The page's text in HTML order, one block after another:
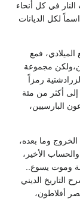
في كل أنحاء
لكل الديانات
فمع
الفاتحين،ولكن مجموعة
رمزاً
أكثر من مئة
البارسيين،
وما بعده،
الأخير،
وموت يسوع..
التاريخ الديني
أفلاطون،